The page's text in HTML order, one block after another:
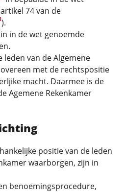
74 van de
).
in de wet genoemde
leden van de Algemene
met de rechtspositie
macht. Daarmee is de
Agemene Rekenkamer
positie van de leden
waarborgen, zijn in
benoemingsprocedure,